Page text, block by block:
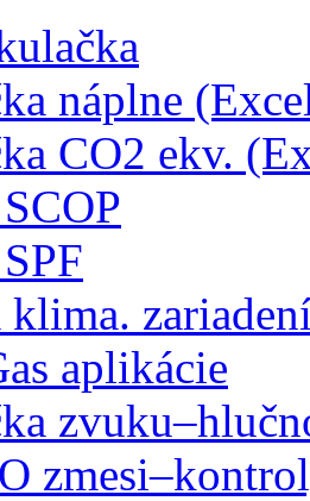
náplne
CO2 ekv.
aplikácie